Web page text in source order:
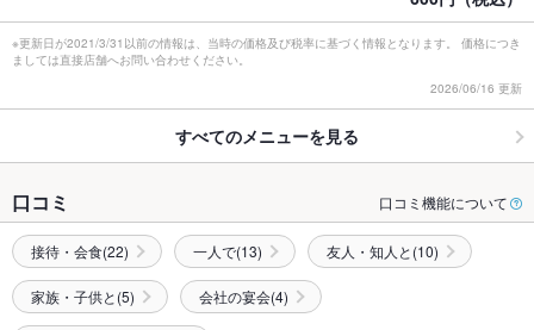
※更新日が2021/3/31以前の情報は、当時の価格及び税率に基づく情報となります。 価格につき
ましては直接店舗へお問い合わせください。
2026/06/16 更新
すべてのメニューを見る
口コミ 口コミ機能について
接待・会食(22) 一人で(13) 友人・知人と(10)
家族・子供と(5) 会社の宴会(4)